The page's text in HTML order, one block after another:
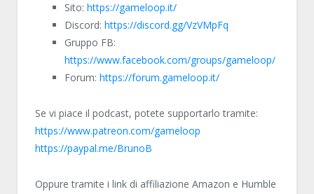
Sito: https://gameloop.it/
Discord: https://discord.gg/VzVMpFq
Gruppo FB:
https://www.facebook.com/groups/gameloop/
Forum: https://forum.gameloop.it/
Se vi piace il podcast, potete supportarlo tramite:
https://www.patreon.com/gameloop
https://paypal.me/BrunoB
Oppure tramite i link di affiliazione Amazon e Humble